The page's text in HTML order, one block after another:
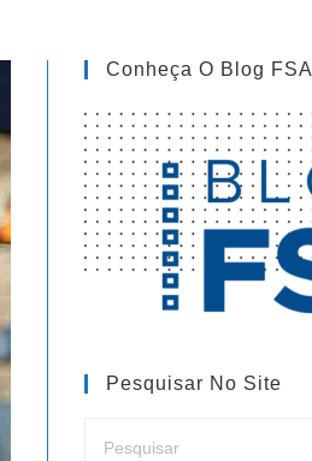
Conheça O Blog FSA
Pesquisar No Site